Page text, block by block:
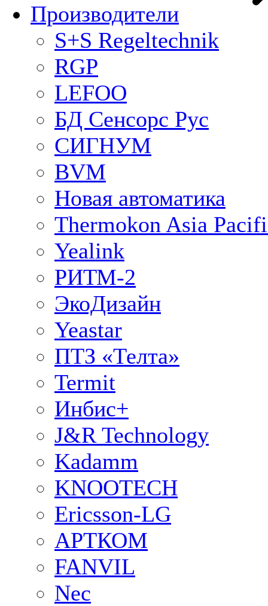
Производители
S+S Regeltechnik
RGP
LEFOO
БД Сенсорс Рус
СИГНУМ
BVM
Новая автоматика
Thermokon Asia
Yealink
РИТМ-2
ЭкоДизайн
Yeastar
ПТЗ «Телта»
Termit
Инбис+
J&R Technology
Kadamm
KNOOTECH
Ericsson-LG
АРТКОМ
FANVIL
Nec